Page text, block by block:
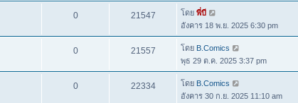
0 21547 โดย พี่บี
อังคาร 18 พ.ย. 2025 6:30 pm
0 21557 โดย B.Comics
พุธ 29 ต.ค. 2025 3:37 pm
0 22334 โดย B.Comics
อังคาร 30 ก.ย. 2025 11:10 am